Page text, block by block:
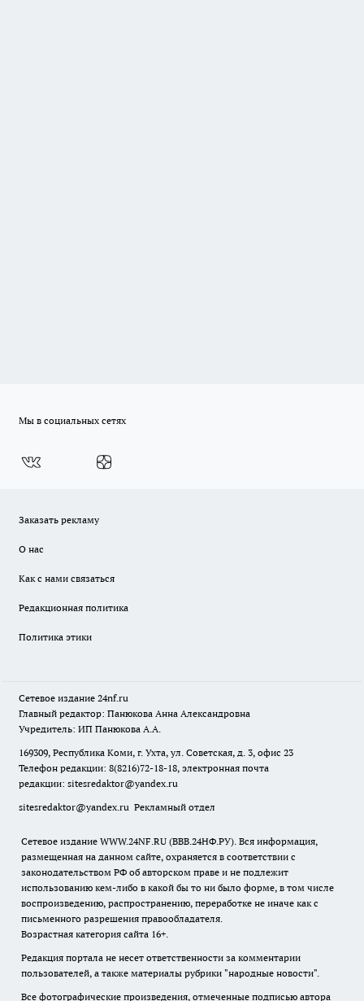
Мы в социальных сетях
Заказать рекламу
О нас
Как с нами связаться
Редакционная политика
Политика этики
Сетевое издание 24nf.ru
Главный редактор: Панюкова Анна Александровна
Учредитель: ИП Панюкова А.А.
169309, Республика Коми, г. Ухта, ул. Советская, д. 3, офис 23
Телефон редакции: 8(8216)72-18-18, электронная почта
редакции: sitesredaktor@yandex.ru
sitesredaktor@yandex.ru Рекламный отдел
Сетевое издание WWW.24NF.RU (ВВВ.24НФ.РУ). Вся информация,
размещенная на данном сайте, охраняется в соответствии с
законодательством РФ об авторском праве и не подлежит
использованию кем-либо в какой бы то ни было форме, в том числе
воспроизведению, распространению, переработке не иначе как с
письменного разрешения правообладателя.
Возрастная категория сайта 16+.
Редакция портала не несет ответственности за комментарии
пользователей, а также материалы рубрики "народные новости".
Все фотографические произведения, отмеченные подписью автора